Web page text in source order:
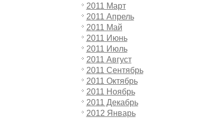
2011 Март
2011 Апрель
2011 Май
2011 Июнь
2011 Июль
2011 Август
2011 Сентябрь
2011 Октябрь
2011 Ноябрь
2011 Декабрь
2012 Январь